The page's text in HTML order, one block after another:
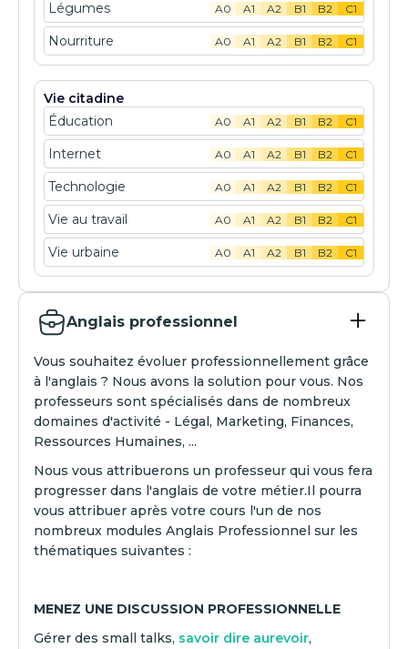
Légumes A0 A1 A2 B1 B2 C1
Nourriture A0 A1 A2 B1 B2 C1
Vie citadine
Éducation
A0 A1 A2 B1 B2 C1
Internet A0 A1 A2 B1 B2 C1
Technologie A0 A1 A2 B1 B2 C1
Vie au travail A0 A1 A2 B1 B2 C1
Vie urbaine A0 A1 A2 B1 B2 C1
Anglais professionnel
Vous souhaitez évoluer professionnellement grâce
à l'anglais ? Nous avons la solution pour vous. Nos
professeurs sont spécialisés dans de nombreux
domaines d'activité - Légal, Marketing, Finances,
Ressources Humaines, ...
Nous vous attribuerons un professeur qui vous fera
progresser dans l'anglais de votre métier.Il pourra
vous attribuer après votre cours l'un de nos
nombreux modules Anglais Professionnel sur les
thématiques suivantes :
MENEZ UNE DISCUSSION PROFESSIONNELLE
Gérer des small talks, savoir dire aurevoir,